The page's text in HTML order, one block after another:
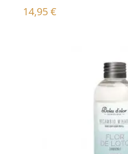
14,95€